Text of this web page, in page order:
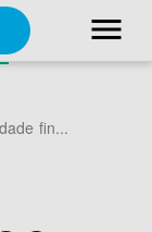
menu
close
fin...